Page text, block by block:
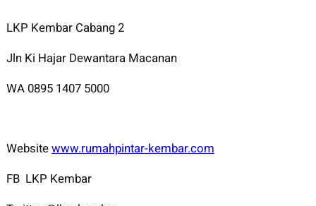
LKP Kembar Cabang 2
Jln Ki Hajar Dewantara Macanan
WA 0895 1407 5000
Websitewww.rumahpintar-kembar.com
FB LKP Kembar